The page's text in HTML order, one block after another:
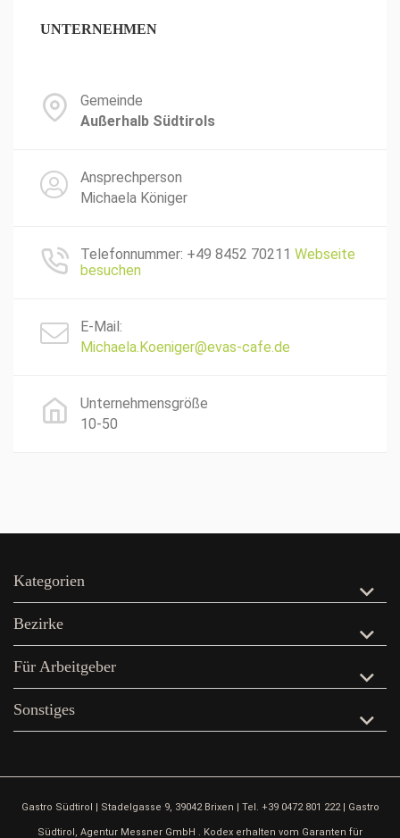
UNTERNEHMEN
Gemeinde
Außerhalb Südtirols
Ansprechperson
Michaela Königer
Telefonnummer: +49 8452 70211 Webseite
besuchen
E-Mail:
Michaela.Koeniger@evas-cafe.de
Unternehmensgröße
10-50
Kategorien
Bezirke
Für Arbeitgeber
Sonstiges
Gastro Südtirol | Stadelgasse 9, 39042 Brixen | Tel. +39 0472 801 222 | Gastro
Südtirol, Agentur Messner GmbH . Kodex erhalten vom Garanten für